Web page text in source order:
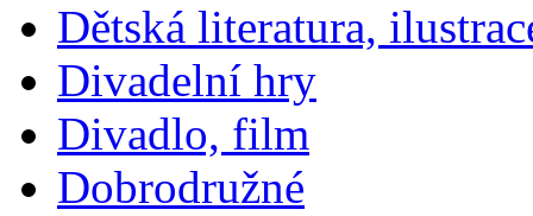
Dětská literatura,
Divadelní hry
Divadlo, film
Dobrodružné